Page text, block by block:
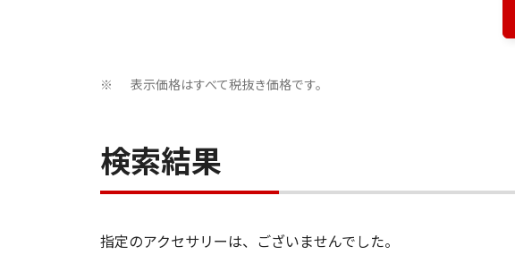
※ 表示価格はすべて税抜き価格です。
検索結果
指定のアクセサリーは、ございませんでした。